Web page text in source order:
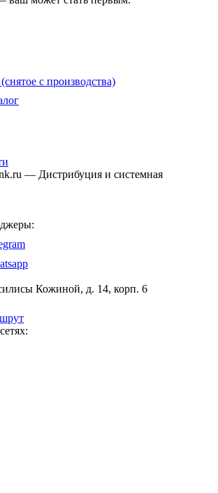
с производства)
— Дистрибуция и системная
Кожиной, д. 14, корп. 6